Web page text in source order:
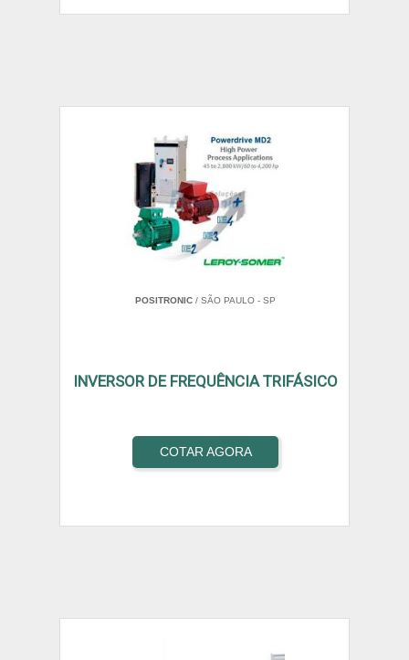
POSITRONIC / SÃO PAULO - SP
INVERSOR DE FREQUÊNCIA TRIFÁSICO
COTAR AGORA